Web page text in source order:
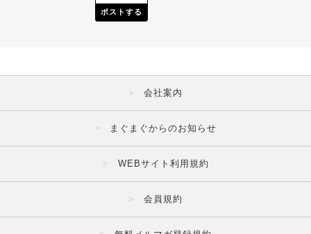
ポストする
会社案内
まぐまぐからのお知らせ
WEBサイト利用規約
会員規約